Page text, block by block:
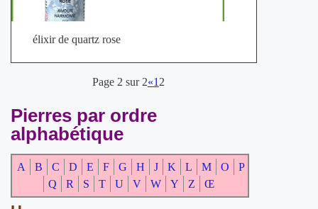
élixir de quartz rose
Page 2 sur 2«1 2
Pierres par ordre
alphabétique
A B C D E F G H J K L M O
P
Q
R S T U V W Y Z Œ